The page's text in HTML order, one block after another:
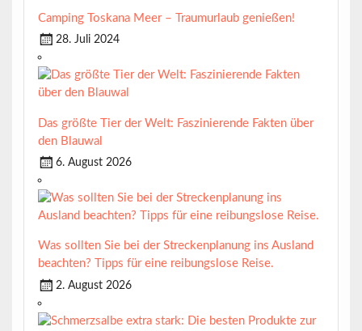
Camping Toskana Meer – Traumurlaub genießen!
28. Juli 2024
Das größte Tier der Welt: Faszinierende Fakten über
den Blauwal
6. August 2026
Was sollten Sie bei der Streckenplanung ins Ausland
beachten? Tipps für eine reibungslose Reise.
2. August 2026